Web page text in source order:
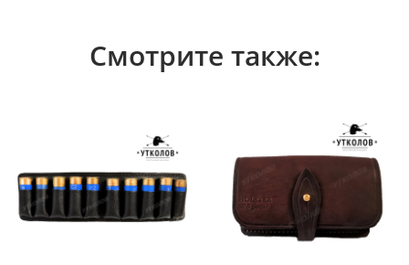
Смотрите также: